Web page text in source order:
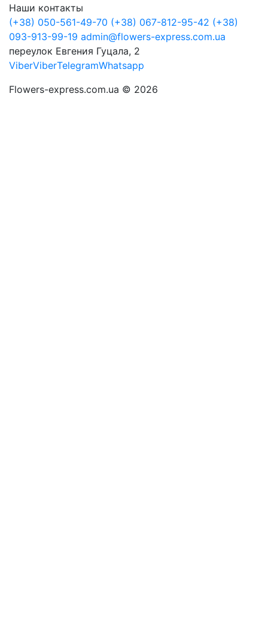
Наши контакты
(+38) 050-561-49-70 (+38) 067-812-95-42 (+38)
093-913-99-19 admin@flowers-express.com.ua
переулок Евгения Гуцала, 2
ViberViberTelegramWhatsapp
Flowers-express.com.ua © 2026